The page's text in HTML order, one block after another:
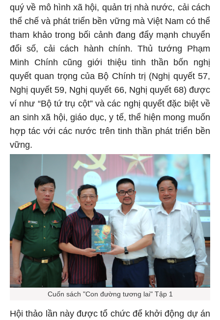
quý về mô hình xã hội, quản trị nhà nước, cải cách
thể chế và phát triển bền vững mà Việt Nam có thể
tham khảo trong bối cảnh đang đẩy mạnh chuyển
đổi số, cải cách hành chính. Thủ tướng Phạm
Minh Chính cũng giới thiệu tinh thần bốn nghị
quyết quan trọng của Bộ Chính trị (Nghị quyết 57,
Nghị quyết 59, Nghị quyết 66, Nghị quyết 68) được
ví như “Bộ tứ trụ cột” và các nghị quyết đặc biệt về
an sinh xã hội, giáo dục, y tế, thể hiện mong muốn
hợp tác với các nước trên tinh thần phát triển bền
vững.
Cuốn sách "Con đường tương lai" Tập 1
Hội thảo lần này được tổ chức để khởi động dự án